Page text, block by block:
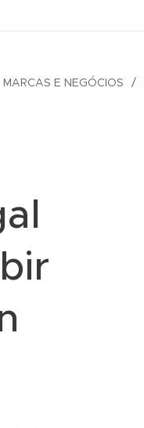
MARCAS E NEGÓCIOS